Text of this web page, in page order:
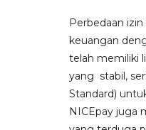
Perbedaan
keuangan
telah memiliki
yang stabil,
Standard)
NICEpay juga